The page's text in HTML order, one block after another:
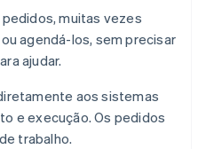
muitas vezes
agendá-los, sem precisar
ajudar.
aos sistemas
e execução. Os pedidos
trabalho.